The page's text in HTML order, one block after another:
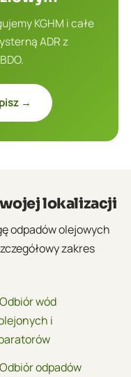
KGHM i całe
ADR z
→
lokalizacji
odpadów olejowych
zakres
wód
i
odpadów